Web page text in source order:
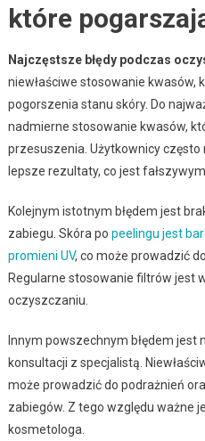
które
Najczęstsze błędy podczas
niewłaściwe stosowanie kwasów,
pogorszenia stanu skóry. Do
nadmierne stosowanie kwasów,
przesuszenia. Użytkownicy często
lepsze rezultaty, co jest
Kolejnym istotnym błędem jest
zabiegu. Skóra po peelingu jest
promieni UV, co może prowadzić
Regularne stosowanie filtrów jest
oczyszczaniu.
Innym powszechnym błędem
konsultacji z specjalistą.
może prowadzić do podrażnień
zabiegów. Z tego względu ważne
kosmetologa.